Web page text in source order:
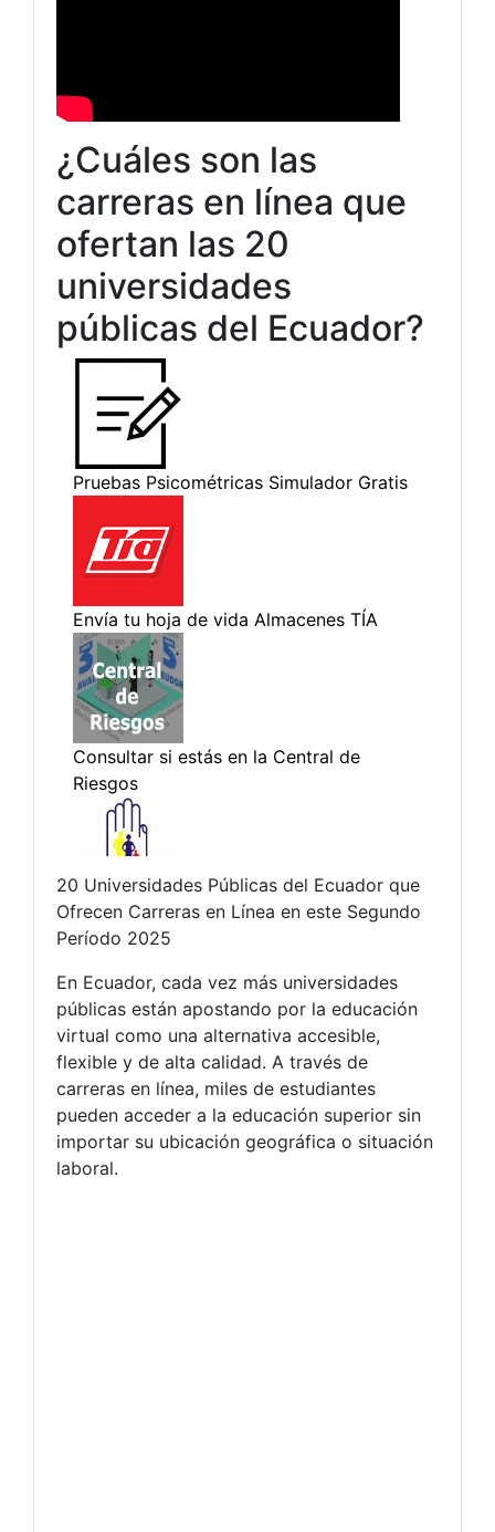
¿Cuáles son las
carreras en línea que
ofertan las 20
universidades
públicas del Ecuador?
20 Universidades Públicas del Ecuador que
Ofrecen Carreras en Línea en este Segundo
Período 2025
En Ecuador, cada vez más universidades
públicas están apostando por la educación
virtual como una alternativa accesible,
flexible y de alta calidad. A través de
carreras en línea, miles de estudiantes
pueden acceder a la educación superior sin
importar su ubicación geográfica o situación
laboral.